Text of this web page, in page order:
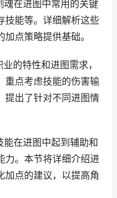
魂在进图中常用的关键
技能等。详细解析这些
点策略提供基础。
的特性和进图需求，
重点考虑技能的伤害输
提出了针对不同进图情
在进图中起到辅助和
力。本节将详细介绍进
加点的建议，以提高角